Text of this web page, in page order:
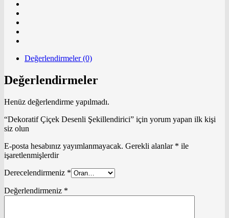
Değerlendirmeler (0)
Değerlendirmeler
Henüz değerlendirme yapılmadı.
“Dekoratif Çiçek Desenli Şekillendirici” için yorum yapan ilk kişi
siz olun
E-posta hesabınız yayımlanmayacak. Gerekli alanlar * ile
işaretlenmişlerdir
Derecelendirmeniz *
Değerlendirmeniz *